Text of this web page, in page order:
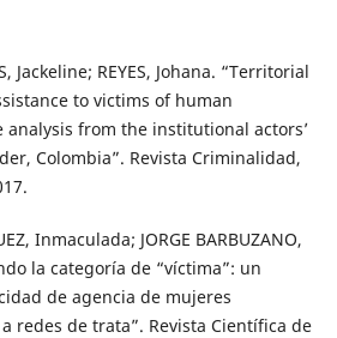
Jackeline; REYES, Johana. “Territorial
to victims of human
from the institutional actors’
Colombia”. Revista Criminalidad,
Inmaculada; JORGE BARBUZANO,
la categoría de “víctima”: un
de agencia de mujeres
redes de trata”. Revista Científica de